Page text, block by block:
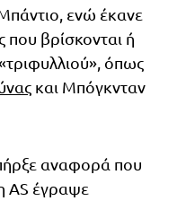
ενώ έκανε
που βρίσκονται ή
όπως
και Μπόγκνταν
αναφορά που
AS έγραψε